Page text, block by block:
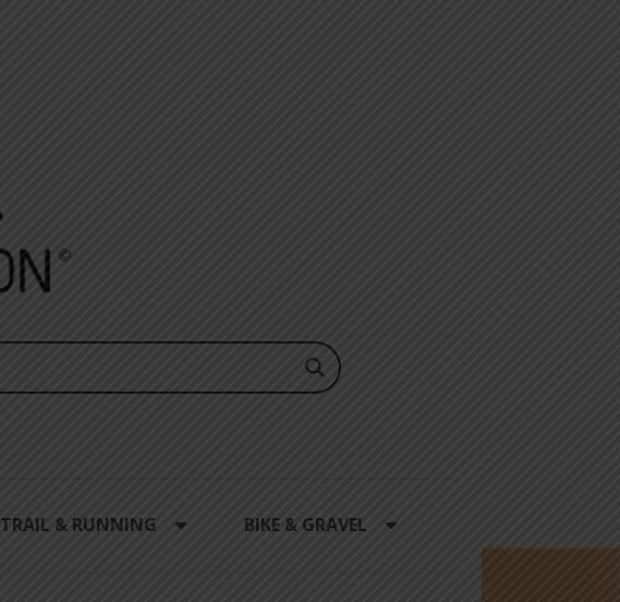
TRAIL & RUNNING BIKE & GRAVEL